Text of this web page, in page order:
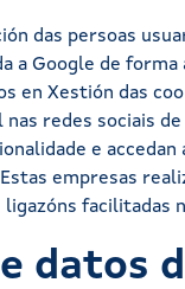
das persoas
Google de forma
en Xestión das
redes sociais
e
empresas
facilitadas
datos